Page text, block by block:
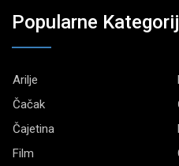
Popularne
Arilje
Čačak
Čajetina
Film